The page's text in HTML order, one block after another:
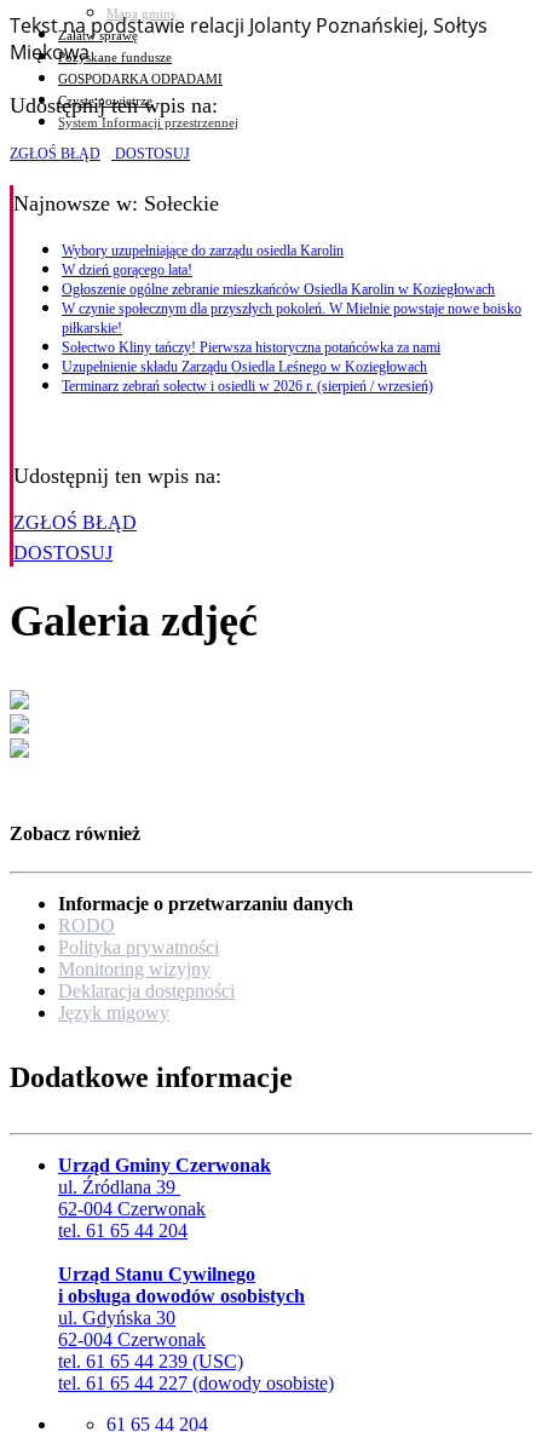
Mapa gminy
Załatw sprawę
Pozyskane fundusze
GOSPODARKA ODPADAMI
Czyste powietrze
System Informacji przestrzennej
Tekst na podstawie relacji Jolanty Poznańskiej, Sołtys
Miękowa
Udostępnij ten wpis na:
ZGŁOŚ BŁĄD DOSTOSUJ
Najnowsze w: Sołeckie
Wybory uzupełniające do zarządu osiedla Karolin
W dzień gorącego lata!
Ogłoszenie ogólne zebranie mieszkańców Osiedla Karolin w Koziegłowach
W czynie społecznym dla przyszłych pokoleń. W Mielnie powstaje nowe boisko
piłkarskie!
Sołectwo Kliny tańczy! Pierwsza historyczna potańcówka za nami
Uzupełnienie składu Zarządu Osiedla Leśnego w Koziegłowach
Terminarz zebrań sołectw i osiedli w 2026 r. (sierpień / wrzesień)
Udostępnij ten wpis na:
ZGŁOŚ BŁĄD
DOSTOSUJ
Galeria zdjęć
Zobacz również
Informacje o przetwarzaniu danych
RODO
Polityka prywatności
Monitoring wizyjny
Deklaracja dostępności
Język migowy
Dodatkowe informacje
Urząd Gminy Czerwonak
ul. Źródlana 39
62-004 Czerwonak
tel. 61 65 44 204
Urząd Stanu Cywilnego
i obsługa dowodów osobistych
ul. Gdyńska 30
62-004 Czerwonak
tel. 61 65 44 239 (USC)
tel. 61 65 44 227 (dowody osobiste)
61 65 44 204